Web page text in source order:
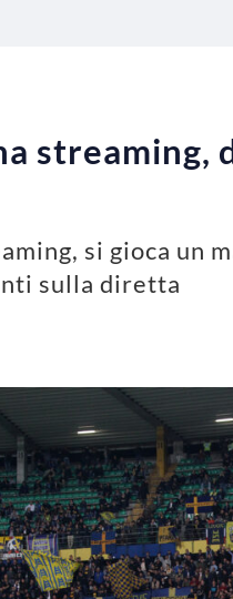
streaming,
si gioca un
sulla diretta